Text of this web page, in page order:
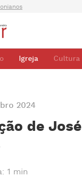
Igreja Cultura
2024
de José
1 min